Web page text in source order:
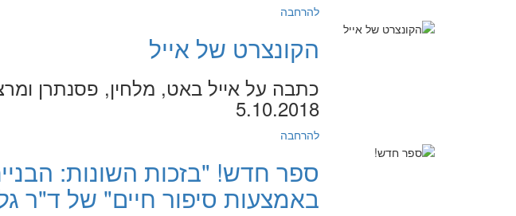
להרחבה
הקונצרט של אייל
כתבה על אייל באט, מלחין, פסנתרן
5.10.2018
להרחבה
ספר חדש! "בזכות השונות:
באמצעות סיפור חיים" של ד"ר